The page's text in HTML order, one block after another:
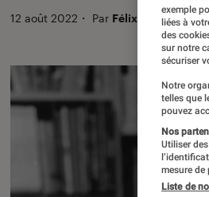
12 août 2022 ・ Par Félix Tardieu
exemple
liées à
des
sur notre
sécuriser
Notre
telles que
pouvez
Nos
Utiliser
mesure de
Liste de